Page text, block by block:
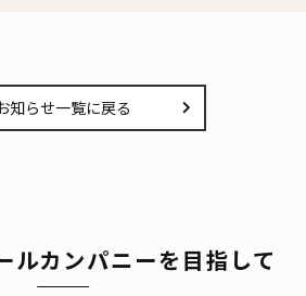
知らせ一覧に戻る
ルカンパニーを目指して